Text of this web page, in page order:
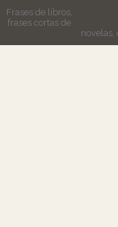
Frases de libros,
frases cortas de
novelas,